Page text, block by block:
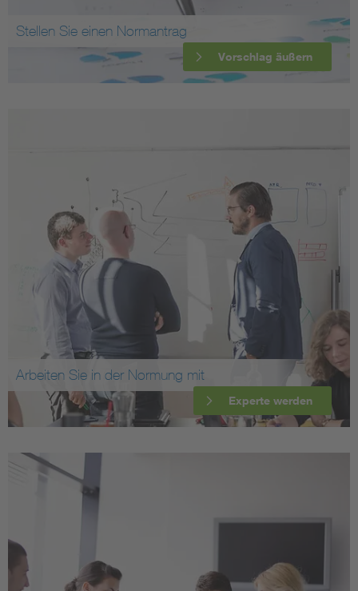
Stellen Sie einen Normantrag
Vorschlag äußern
Arbeiten Sie in der Normung mit
Experte werden